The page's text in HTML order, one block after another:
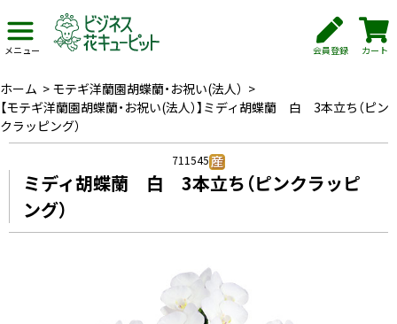
メニュー 会員登録 カート
ホーム > モテギ洋蘭園胡蝶蘭・お祝い(法人） >
【モテギ洋蘭園胡蝶蘭・お祝い(法人）】ミディ胡蝶蘭 白 3本立ち（ピン
クラッピング）
711545
ミディ胡蝶蘭 白 3本立ち（ピンクラッピ
ング）